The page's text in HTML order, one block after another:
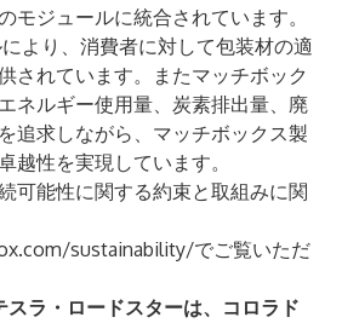
モジュールに統合されています。
より、消費者に対して包装材の適
されています。またマッチボック
ネルギー使用量、炭素排出量、廃
追求しながら、マッチボックス製
越性を実現しています。
可能性に関する約束と取組みに関
sustainability/でご覧いただ
ラ・ロードスターは、コロラド